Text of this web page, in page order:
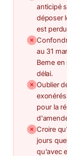
anticipé
déposer
est
✕
au 31
Berne
délai.
✕ Oublier
pour la
✕ Croire
jours
qu'avec